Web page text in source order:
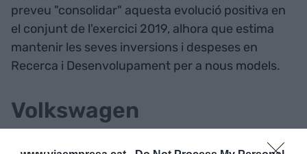
preveu "consolidar" aquesta evolució positiva en
el conjunt de l'exercici 2019, alhora que estima
mantenir les seves inversions i despeses en
Recerca i Desenvolupament per a nous models.
Volkswagen
Mentrestant, Volkswagen ha reduït un 9,5% els